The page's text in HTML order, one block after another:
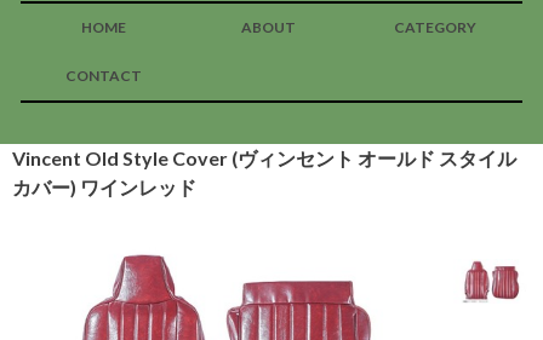
HOME ABOUT CATEGORY
CONTACT
Vincent Old Style Cover (ヴィンセント オールド スタイル
カバー) ワインレッド